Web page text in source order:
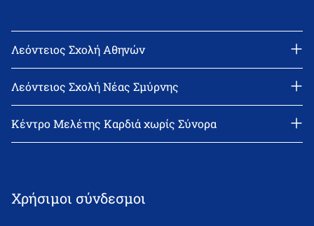
Λεόντειος Σχολή Αθηνών
email: l_leonin@leonteiosedu.gr
Λεόντειος Σχολή Νέας Σμύρνης
email: info@leonteiosns.gr
Κέντρο Μελέτης Καρδιά χωρίς Σύνορα
Χρήσιμοι σύνδεσμοι